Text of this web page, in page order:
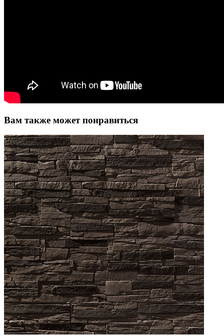
Вам также может понравиться